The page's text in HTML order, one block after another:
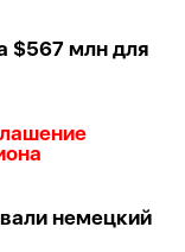
$567 млн для
немецкий